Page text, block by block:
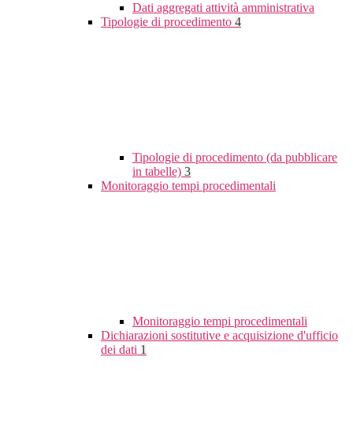
Dati aggregati attività amministrativa
Tipologie di procedimento 4
Tipologie di procedimento (da pubblicare
in tabelle) 3
Monitoraggio tempi procedimentali
Monitoraggio tempi procedimentali
Dichiarazioni sostitutive e acquisizione d'ufficio
dei dati 1